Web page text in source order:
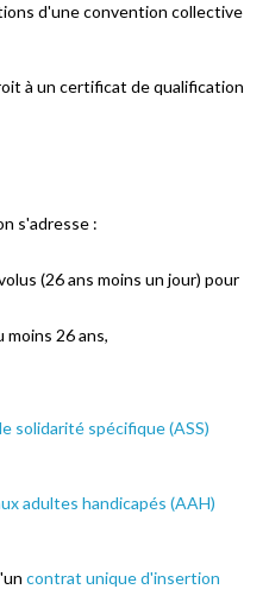
d'une convention collective
à un certificat de qualification
s'adresse :
(26 ans moins un jour) pour
moins 26 ans,
solidarité spécifique (ASS)
adultes handicapés (AAH)
contrat unique d'insertion